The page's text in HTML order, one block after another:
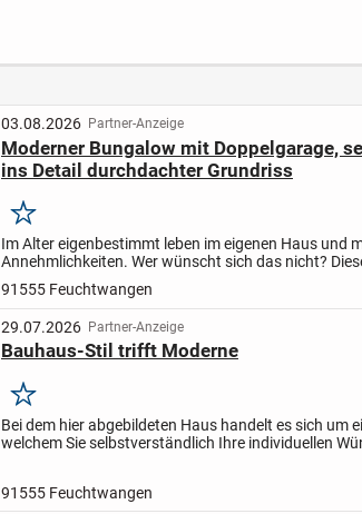
03.08.2026 Partner-Anzeige
Moderner Bungalow mit Doppelgarage,
ins Detail durchdachter Grundriss
Merken
Im Alter eigenbestimmt leben im eigenen Haus und
Annehmlichkeiten. Wer wünscht sich das nicht?
Bewohnern barrierefreie Zugänge, breite Türen, eine...
91555 Feuchtwangen
29.07.2026 Partner-Anzeige
Bauhaus-Stil trifft Moderne
Merken
Bei dem hier abgebildeten Haus handelt es sich um
welchem Sie selbstverständlich Ihre individuellen
91555 Feuchtwangen